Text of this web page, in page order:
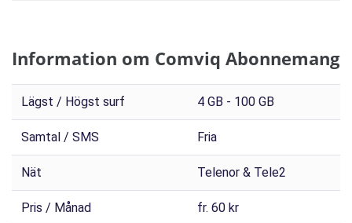
Information om Comviq Abonnemang
Lägst / Högst surf 4 GB - 100 GB
Samtal / SMS Fria
Nät Telenor & Tele2
Pris / Månad fr. 60 kr